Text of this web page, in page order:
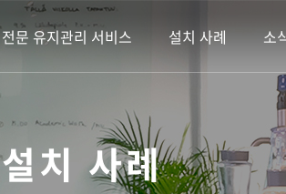
전문 유지관리 서비스 설치 사례 소
설치 사례